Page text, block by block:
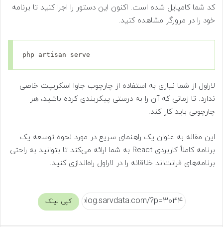
کد شما کامپایل شده است. اکنون این دستور را اجرا کنید تا برنامه
خود را در مرورگر مشاهده کنید.
php artisan serve
لاراول از شما نیازی به استفاده از چارچوب جاوا اسکریپت خاصی
ندارد. تا زمانی که آن را به درستی پیکربندی کرده باشید، هر
چارچوبی باید کار کند.
این مقاله به عنوان یک راهنمای سریع در مورد نحوه توسعه یک
برنامه کاملاً کاربردی React به شما ارائه می‌کند تا بتوانید به راحتی
برنامه‌های فرانت‌اند خلاقانه را در لاراول راه‌اندازی کنید.
کپی لینک